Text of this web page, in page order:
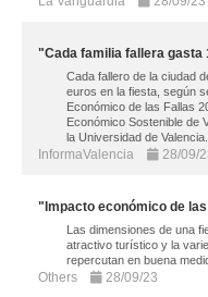
"Cada familia fallera gasta
Cada fallero de la ciudad
euros en la fiesta, según
Económico de las Fallas
Económico Sostenible de
la Universidad de Valencia.
InformaValencia 28/09/
"Impacto económico de
Las dimensiones de una
atractivo turístico y la
repercutan en buena
Others 28/09/23